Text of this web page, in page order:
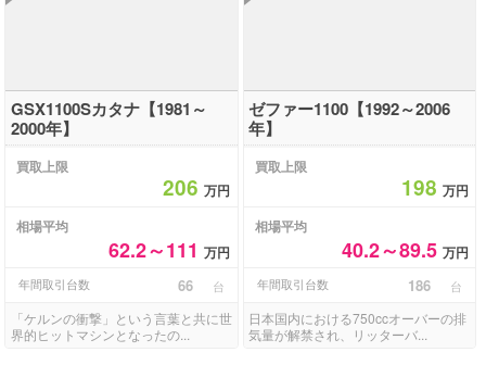
GSX1100Sカタナ【1981～
2000年】
買取上限
206万円
相場平均
62.2～111万円
年間取引台数 66 台
「ケルンの衝撃」という言葉と共に世
界的ヒットマシンとなったの...
ゼファー1100【1992～2006
年】
買取上限
198 万円
相場平均
40.2～89.5 万円
年間取引台数 186 台
日本国内における750ccオーバーの排
気量が解禁され、リッターバ...